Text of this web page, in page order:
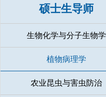
硕士生导师
生物化学与分子生物学
植物病理学
农业昆虫与害虫防治